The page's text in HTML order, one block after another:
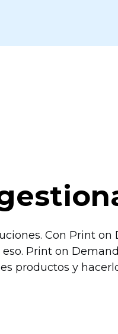
Con Print
Print on
productos y